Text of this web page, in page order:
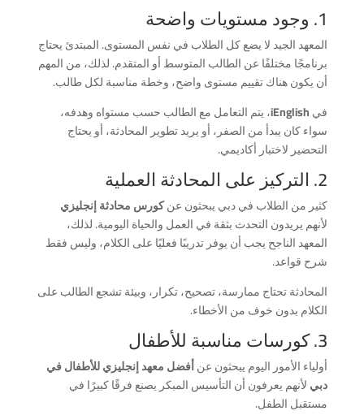
1. وجود مستويات واضحة
المعهد الجيد لا يضع كل الطلاب في نفس المستوى. المبتدئ يحتاج
برنامجًا مختلفًا عن الطالب المتوسط أو المتقدم. لذلك، من المهم
أن يكون هناك تقييم مستوى واضح، وخطة مناسبة لكل طالب.
فيiEnglish، يتم التعامل مع الطالب حسب مستواه وهدفه،
سواء كان يبدأ من الصفر، أو يريد تطوير المحادثة، أو يحتاج
التحضير لاختبار أكاديمي.
2. التركيز على المحادثة العملية
كثير من الطلاب في دبي يبحثون عنكورس محادثة إنجليزي
لأنهم يريدون التحدث بثقة في العمل والحياة اليومية. لذلك،
المعهد الناجح يجب أن يوفر تدريبًا فعليًا على الكلام، وليس فقط
شرح قواعد.
المحادثة تحتاج ممارسة، تصحيح، تكرار، وبيئة تشجع الطالب على
الكلام بدون خوف من الأخطاء.
3. كورسات مناسبة للأطفال
أولياء الأمور اليوم يبحثون عنأفضل معهد إنجليزي للأطفال في
دبيلأنهم يعرفون أن التأسيس المبكر يصنع فرقًا كبيرًا في
مستقبل الطفل.